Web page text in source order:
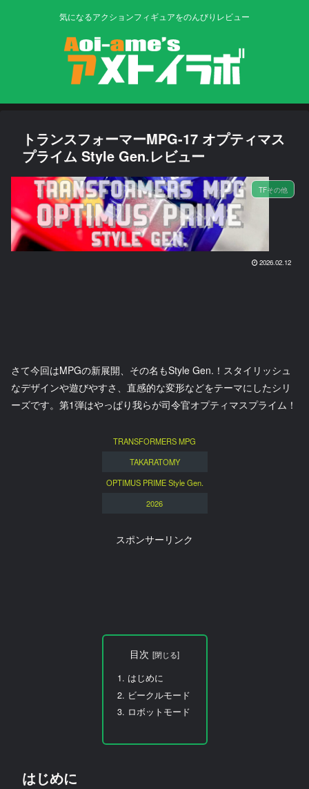
気になるアクションフィギュアをのんびりレビュー
トランスフォーマーMPG-17 オプティマス
プライム Style Gen.レビュー
TFその他
2026.02.12
さて今回はMPGの新展開、その名もStyle Gen.！スタイリッシュ
なデザインや遊びやすさ、直感的な変形などをテーマにしたシリ
ーズです。第1弾はやっぱり我らが司令官オプティマスプライム！
TRANSFORMERS MPG
TAKARATOMY
OPTIMUS PRIME Style Gen.
2026
スポンサーリンク
目次
はじめに
ビークルモード
ロボットモード
はじめに